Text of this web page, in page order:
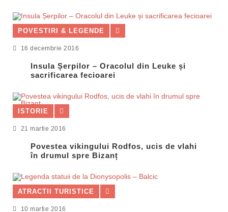
POVESTIRI & LEGENDE
16 decembrie 2016
Insula Șerpilor – Oracolul din Leuke și
sacrificarea fecioarei
ISTORIE
21 martie 2016
Povestea vikingului Rodfos, ucis de vlahi
în drumul spre Bizanț
ATRACTII TURISTICE
10 martie 2016